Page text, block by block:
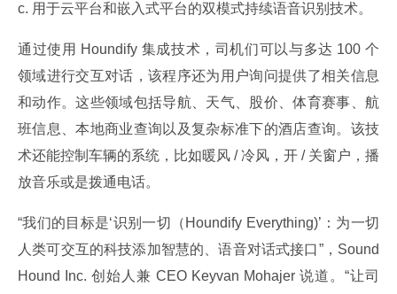
c. 用于云平台和嵌入式平台的双模式持续语音识别技术。
通过使用 Houndify 集成技术，司机们可以与多达 100 个
领域进行交互对话，该程序还为用户询问提供了相关信息
和动作。这些领域包括导航、天气、股价、体育赛事、航
班信息、本地商业查询以及复杂标准下的酒店查询。该技
术还能控制车辆的系统，比如暖风 / 冷风，开 / 关窗户，播
放音乐或是拨通电话。
“我们的目标是‘识别一切（Houndify Everything)’：为一切
人类可交互的科技添加智慧的、语音对话式接口”，Sound
Hound Inc. 创始人兼 CEO Keyvan Mohajer 说道。“让司